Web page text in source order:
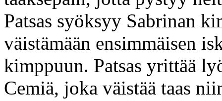
Patsas syöksyy Sabrinan
väistämään ensimmäisen
kimppuun. Patsas yrittää
Cemiä, joka väistää taas